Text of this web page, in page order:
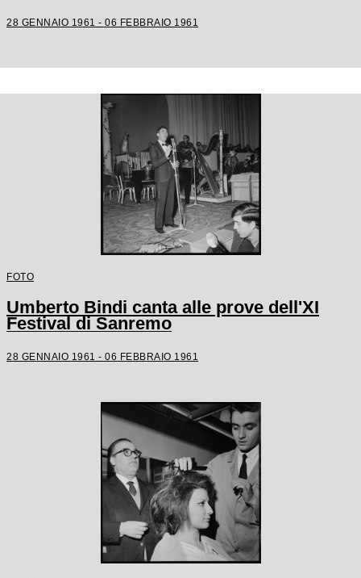
28 GENNAIO 1961 - 06 FEBBRAIO 1961
FOTO
Umberto Bindi canta alle prove dell'XI
Festival di Sanremo
28 GENNAIO 1961 - 06 FEBBRAIO 1961